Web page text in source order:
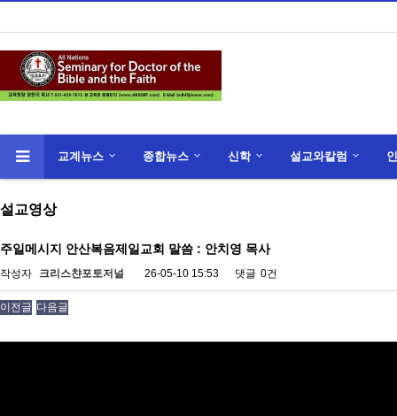
교계뉴스 종합뉴스 신학 설교와칼럼
설교영상
주일메시지 안산복음제일교회 말씀 : 안치영 목사
작성자 크리스챤포토저널 26-05-10 15:53 댓글 0건
이전글 다음글